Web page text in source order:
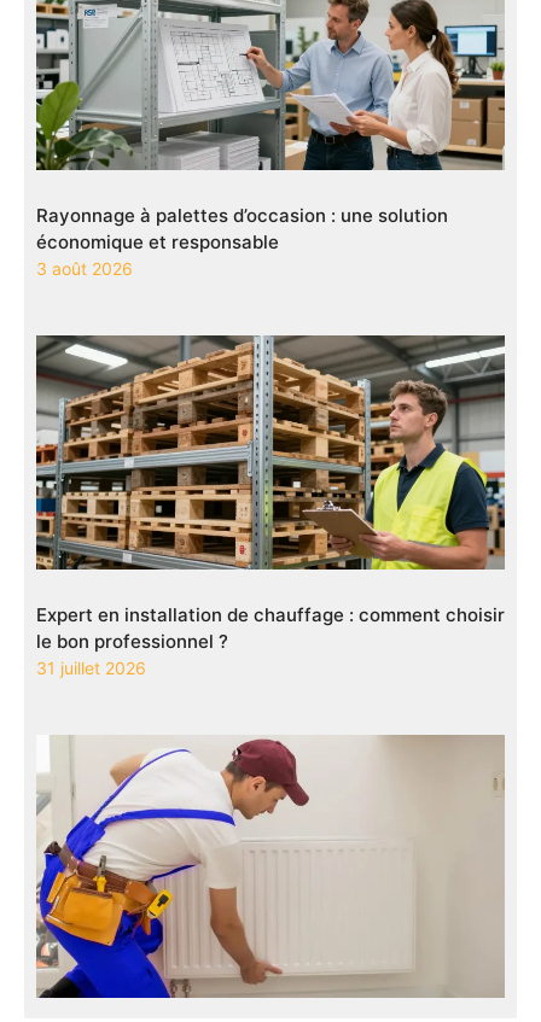
Rayonnage à palettes d’occasion : une solution
économique et responsable
3 août 2026
Expert en installation de chauffage : comment choisir
le bon professionnel ?
31 juillet 2026